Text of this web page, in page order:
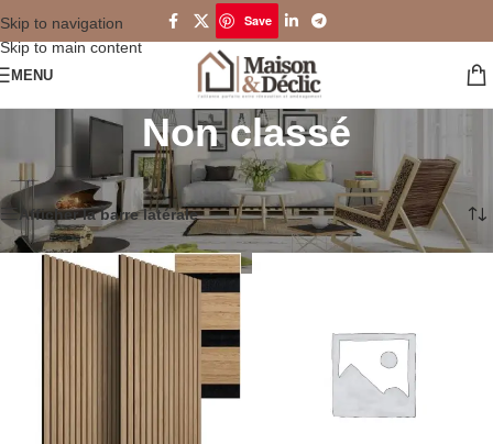
Skip to navigation
Skip to main content
Save
MENU
Non classé
Accueil Non classé 2 résultats affichés
Afficher la barre latérale